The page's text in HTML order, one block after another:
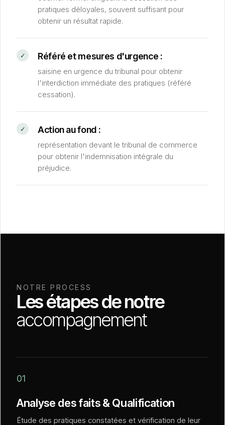
pratiques déloyales, souvent suffisant pour
obtenir un résultat rapide.
Référé et mesures d'urgence :
saisine en urgence du tribunal pour obtenir
l'interdiction immédiate des pratiques (référé
cessation).
Action au fond :
représentation devant le tribunal de commerce
pour obtenir l'indemnisation intégrale du
préjudice.
NOTRE PROCESS
Les étapes de notre
accompagnement
01
Analyse des faits & Qualification
Étude des pratiques constatées et vérification de leur